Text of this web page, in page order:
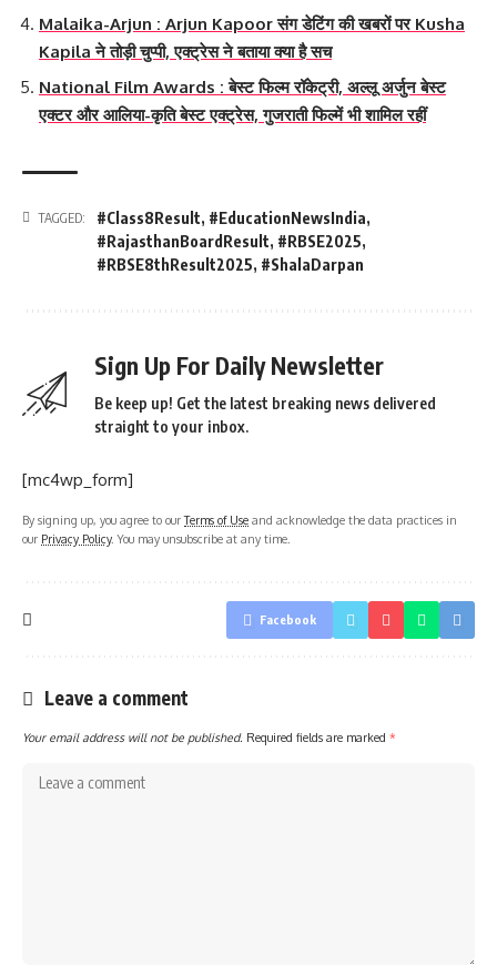
Malaika-Arjun : Arjun Kapoor संग डेटिंग की खबरों पर Kusha
Kapila ने तोड़ी चुप्पी, एक्ट्रेस ने बताया क्या है सच
National Film Awards : बेस्ट फिल्म रॉकेट्री, अल्लू अर्जुन बेस्ट
एक्टर और आलिया-कृति बेस्ट एक्ट्रेस, गुजराती फिल्में भी शामिल रहीं
TAGGED: #Class8Result, #EducationNewsIndia,
#RajasthanBoardResult, #RBSE2025,
#RBSE8thResult2025, #ShalaDarpan
Sign Up For Daily Newsletter
Be keep up! Get the latest breaking news delivered
straight to your inbox.
[mc4wp_form]
By signing up, you agree to ourTerms of Use and acknowledge the data practices in
our Privacy Policy. You may unsubscribe at any time.
Facebook
Leave a comment
Your email address will not be published. Required fields are marked *